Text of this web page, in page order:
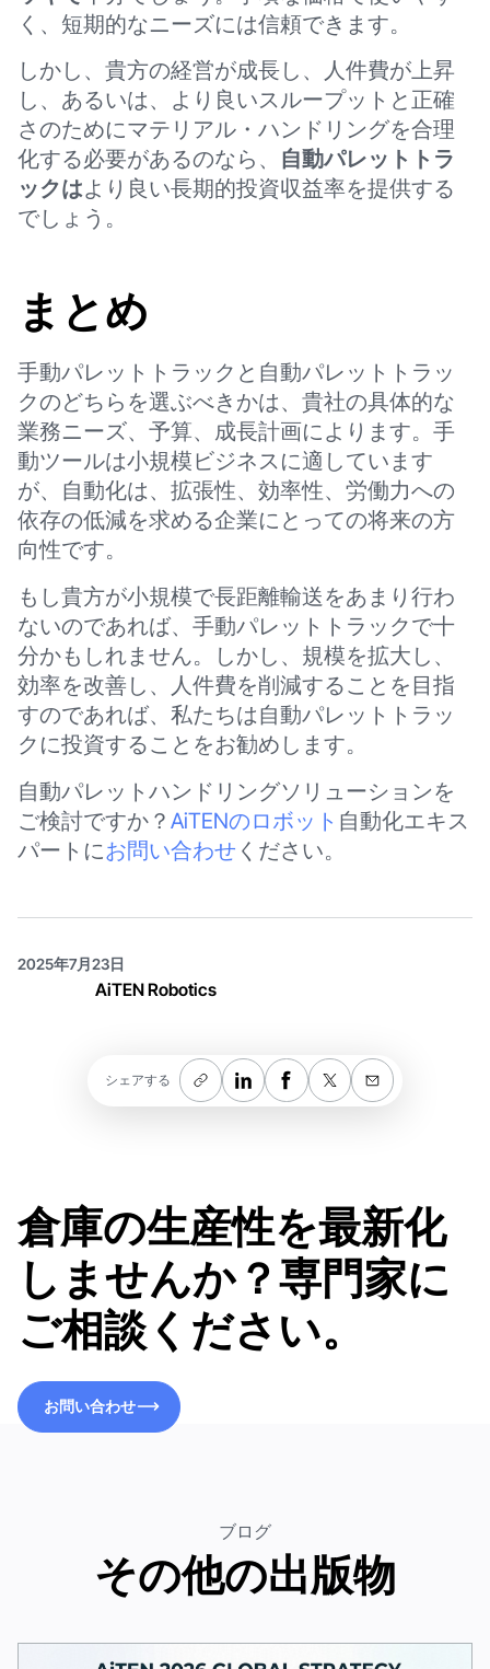
く、短期的なニーズには信頼できます。
しかし、貴方の経営が成長し、人件費が上昇
し、あるいは、より良いスループットと正確
さのためにマテリアル・ハンドリングを合理
化する必要があるのなら、 自動パレットトラ
ックはより良い長期的投資収益率を提供する
でしょう。
まとめ
手動パレットトラックと自動パレットトラッ
クのどちらを選ぶべきかは、貴社の具体的な
業務ニーズ、予算、成長計画によります。手
動ツールは小規模ビジネスに適しています
が、自動化は、拡張性、効率性、労働力への
依存の低減を求める企業にとっての将来の方
向性です。
もし貴方が小規模で長距離輸送をあまり行わ
ないのであれば、手動パレットトラックで十
分かもしれません。しかし、規模を拡大し、
効率を改善し、人件費を削減することを目指
すのであれば、私たちは自動パレットトラッ
クに投資することをお勧めします。
自動パレットハンドリングソリューションを
ご検討ですか？ AiTENのロボット 自動化エキス
パートに お問い合わせ ください。
2025年7月23日
AiTEN Robotics
シェアする
倉庫の生産性を最新化
しませんか？専門家に
ご相談ください。
お問い合わせ
ブログ
その他の出版物